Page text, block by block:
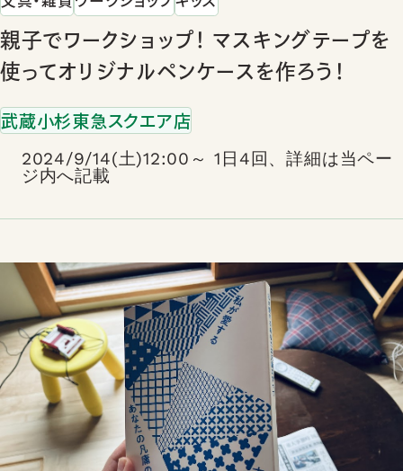
親子でワークショップ！ マスキングテープを
使ってオリジナルペンケースを作ろう！
武蔵小杉東急スクエア店
2024/9/14(土)12:00～ 1日4回、詳細は当ペー
ジ内へ記載